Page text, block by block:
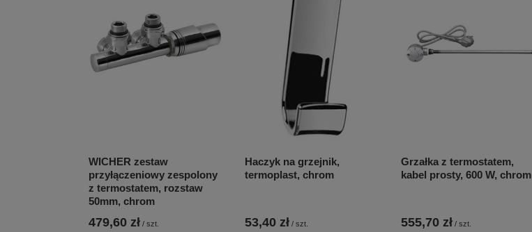
WICHER zestaw
przyłączeniowy zespolony
z termostatem, rozstaw
50mm, chrom
479,60 zł / szt.
Haczyk na grzejnik,
termoplast, chrom
53,40 zł / szt.
Grzałka z termostatem,
kabel prosty, 600 W, chrom
555,70 zł / szt.